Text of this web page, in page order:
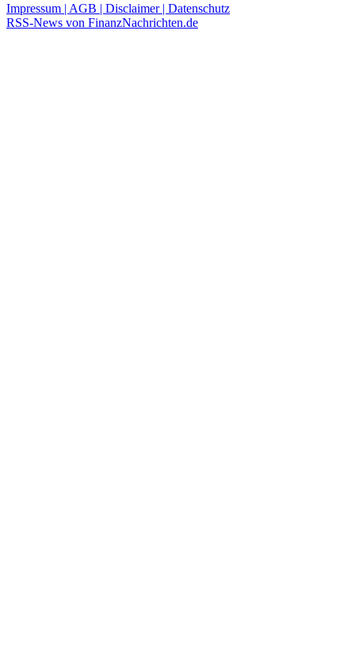
Impressum | AGB | Disclaimer | Datenschutz
RSS-News von FinanzNachrichten.de